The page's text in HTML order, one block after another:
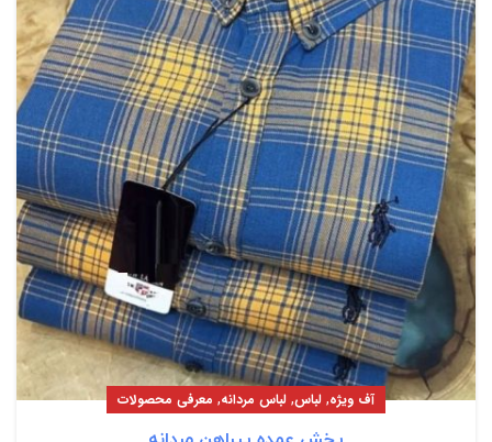
آف ویژه, لباس, لباس مردانه, معرفی محصولات